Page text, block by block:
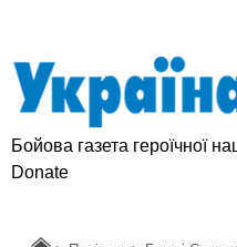
Бойова газета героїчної
Donate